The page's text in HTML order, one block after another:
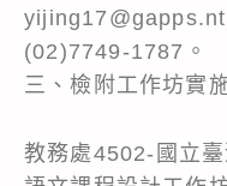
(02)7749-1787。
三、檢附工作坊實
教務處4502-國立